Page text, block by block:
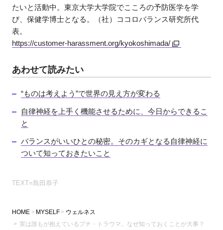
たいと活動中。東京大学大学院でこころの予防医学を学
び、保健学博士となる。（社）ココロバランス研究所代
表。
https://customer-harassment.org/kyokoshimada/
あわせて読みたい
“ものは考えよう”で世界の見え方が変わる
自律神経を上手く機能させるために、今日からできるこ
と
バランスがいいひとの秘密。そのカギとなる自律神経に
ついて知っておきたいこと
TEXT=島田恭子
HOME MYSELF
ウェルネス
実は誰もが抱えているプチ・トラウマ。なぜ知っておくことが大事？